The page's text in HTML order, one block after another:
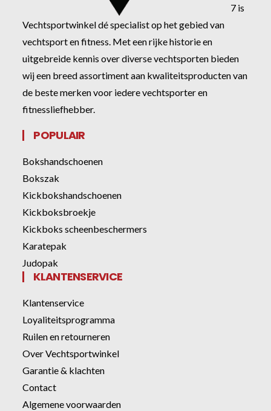
7 is
Vechtsportwinkel dé specialist op het gebied van
vechtsport en fitness. Met een rijke historie en
uitgebreide kennis over diverse vechtsporten bieden
wij een breed assortiment aan kwaliteitsproducten van
de beste merken voor iedere vechtsporter en
fitnessliefhebber.
POPULAIR
Bokshandschoenen
Bokszak
Kickbokshandschoenen
Kickboksbroekje
Kickboks scheenbeschermers
Karatepak
Judopak
KLANTENSERVICE
Klantenservice
Loyaliteitsprogramma
Ruilen en retourneren
Over Vechtsportwinkel
Garantie & klachten
Contact
Algemene voorwaarden